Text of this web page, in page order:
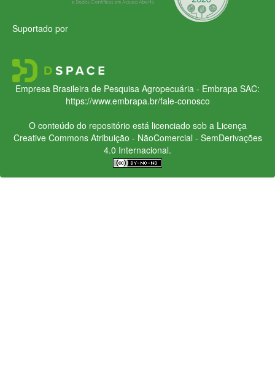
Suportado por
Empresa Brasileira de Pesquisa Agropecuária - Embrapa SAC:
https://www.embrapa.br/fale-conosco
O conteúdo do repositório está licenciado sob a Licença
Creative CommonsAtribuição - NãoComercial - SemDerivações
4.0 Internacional.